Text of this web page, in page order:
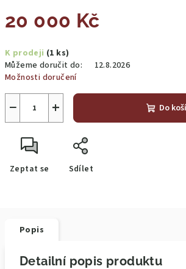
20 000 Kč
cena:
K prodeji (1 ks)
Můžeme doručit do:
12.8.2026
Možnosti doručení
+
− Do
Zeptat se Sdílet
Popis
Detailní popis produktu